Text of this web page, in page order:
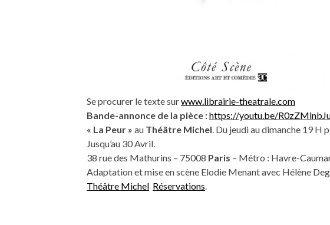
Se procurer le texte surwww.librairie-theatrale.com
Bande-annonce de la pièce :https://youtu.be/
« La Peur » au Théâtre Michel. Du jeudi au dimanche 19 H
Jusqu’au 30 Avril.
38 rue des Mathurins – 75008 Paris – Métro : Havre-
Adaptation et mise en scène Elodie Menant avec Hélène
Théâtre Michel Réservations.